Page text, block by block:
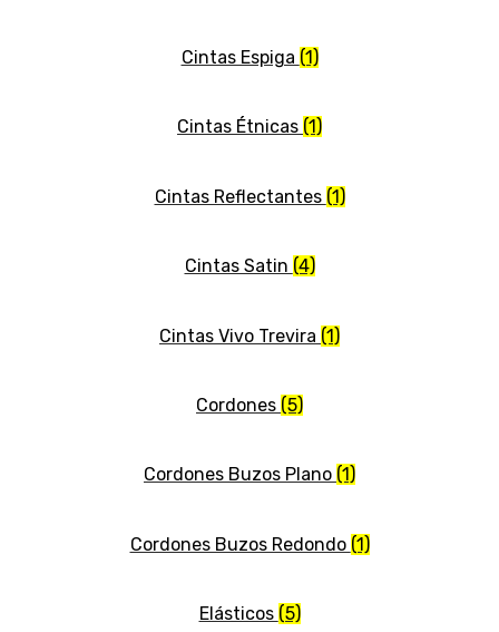
Cintas Espiga (1)
Cintas Étnicas (1)
Cintas Reflectantes (1)
Cintas Satin (4)
Cintas Vivo Trevira (1)
Cordones (5)
Cordones Buzos Plano (1)
Cordones Buzos Redondo (1)
Elásticos (5)